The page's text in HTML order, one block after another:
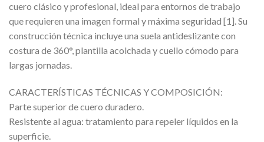
cuero clásico y profesional, ideal para entornos de trabajo
que requieren una imagen formal y máxima seguridad [1]. Su
construcción técnica incluye una suela antideslizante con
costura de 360°, plantilla acolchada y cuello cómodo para
largas jornadas.
CARACTERÍSTICAS TÉCNICAS Y COMPOSICIÓN:
Parte superior de cuero duradero.
Resistente al agua: tratamiento para repeler líquidos en la
superficie.